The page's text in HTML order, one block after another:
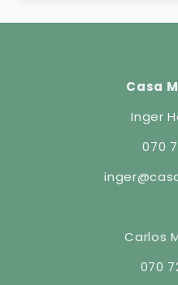
Casa
Inger
070
Carlos
070